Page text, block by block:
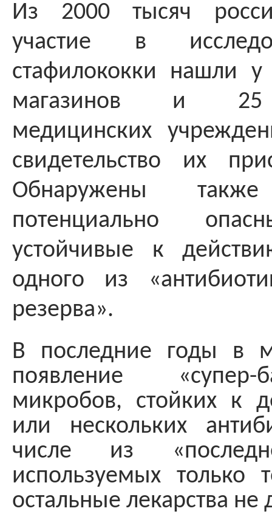
Из 2000 тысяч
участие в
стафилококки нашли у
магазинов и 25
медицинских
свидетельство их
Обнаружены
потенциально
устойчивые к
одного из
резерва».
В последние годы в
появление
микробов, стойких к
или нескольких
числе из
используемых только
остальные лекарства не